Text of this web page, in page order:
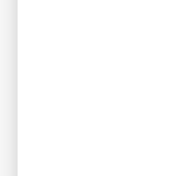
● soit à
Le